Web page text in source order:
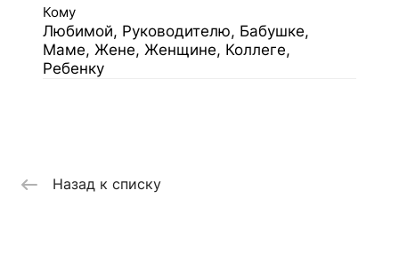
Кому
Любимой, Руководителю, Бабушке,
Маме, Жене, Женщине, Коллеге,
Ребенку
Назад к списку